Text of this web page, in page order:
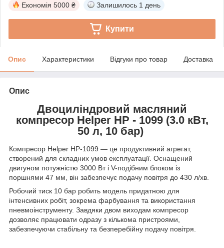
Економія 5000 ₴ Залишилось 1 день
Купити
Опис Характеристики Відгуки про товар Доставка
Опис
Двоциліндровий масляний
компресор Helper HP - 1099 (3.0 кВт,
50 л, 10 бар)
Компресор Helper HP-1099 — це продуктивний агрегат,
створений для складних умов експлуатації. Оснащений
двигуном потужністю 3000 Вт і V-подібним блоком із
поршнями 47 мм, він забезпечує подачу повітря до 430 л/хв.
Робочий тиск 10 бар робить модель придатною для
інтенсивних робіт, зокрема фарбування та використання
пневмоінструменту. Завдяки двом виходам компресор
дозволяє працювати одразу з кількома пристроями,
забезпечуючи стабільну та безперебійну подачу повітря.